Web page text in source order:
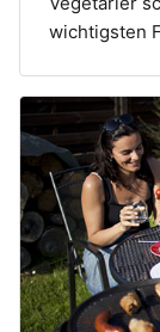
wichtigsten